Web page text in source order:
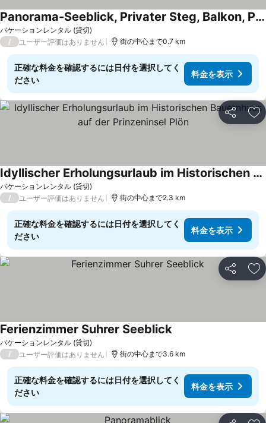
バケーションレンタル (貸切)
Panorama-Seeblick, Privater Steg, Balkon, Parkplatz
/ ユーザー評価はありません 街の中心まで0.7 km
正確な料金を確認するには日付を選択してく
ださい
料金を表示
シェア お
バケーションレンタル (貸切)
Idyllischer Erholungsurlaub im Historischen Bauernhaus auf der Prinzeninsel Plön
/ ユーザー評価はありません 街の中心まで2.3 km
正確な料金を確認するには日付を選択してく
ださい
料金を表示
シェア お
バケーションレンタル (貸切)
Ferienzimmer Suhrer Seeblick
/ ユーザー評価はありません 街の中心まで3.6 km
正確な料金を確認するには日付を選択してく
ださい
料金を表示